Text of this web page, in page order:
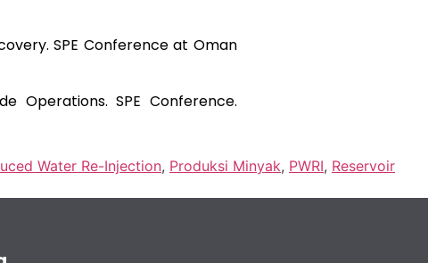
SPE Conference at Oman
Operations. SPE Conference.
Water Re-Injection, Produksi Minyak, PWRI, Reservoir